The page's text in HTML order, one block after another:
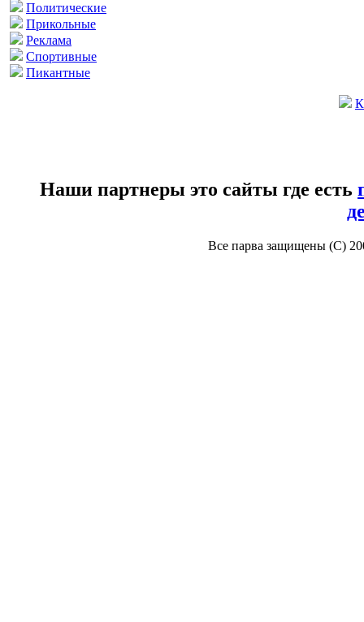
Политические
Прикольные
Реклама
Спортивные
Пикантные
Наши партнеры это сайты где есть
Все парва защищены (С)